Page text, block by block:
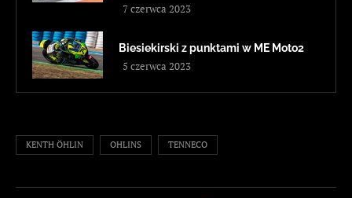
7 czerwca 2023
Biesiekirski z punktami w ME Moto2
5 czerwca 2023
KENTH ÖHLIN OHLINS TENNECO